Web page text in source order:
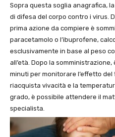
Sopra questa soglia anagrafica,
di difesa del corpo contro i virus.
prima azione da compiere è
paracetamolo o l’ibuprofene,
esclusivamente in base al peso
all’età. Dopo la
minuti per monitorare l’effetto del
riacquista vivacità e la
grado, è possibile attendere il
specialista.